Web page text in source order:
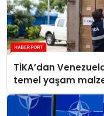
TİKA’dan
temel yaşam